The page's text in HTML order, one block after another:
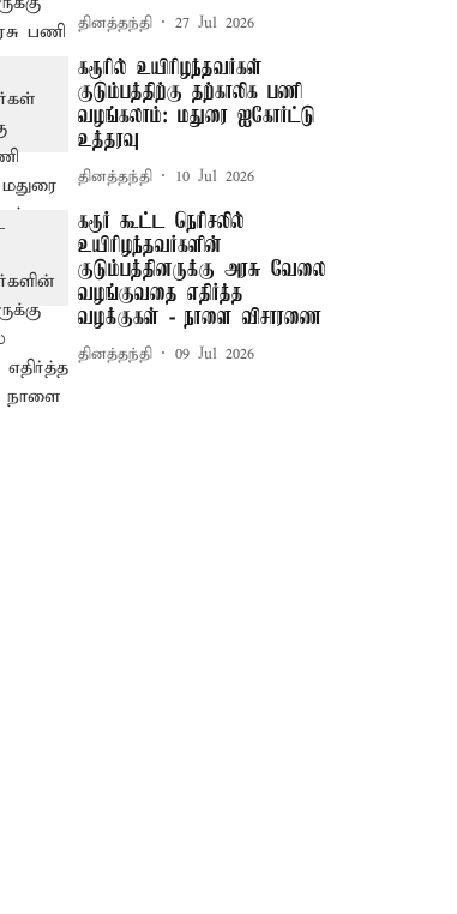
தினத்தந்தி 27 Jul 2026
கரூரில் உயிரிழந்தவர்கள்
குடும்பத்திற்கு தற்காலிக பணி
வழங்கலாம்: மதுரை ஐகோர்ட்டு
உத்தரவு
தினத்தந்தி 10 Jul 2026
கரூர் கூட்ட நெரிசலில்
உயிரிழந்தவர்களின்
குடும்பத்தினருக்கு அரசு வேலை
வழங்குவதை எதிர்த்த
வழக்குகள் - நாளை விசாரணை
தினத்தந்தி 09 Jul 2026